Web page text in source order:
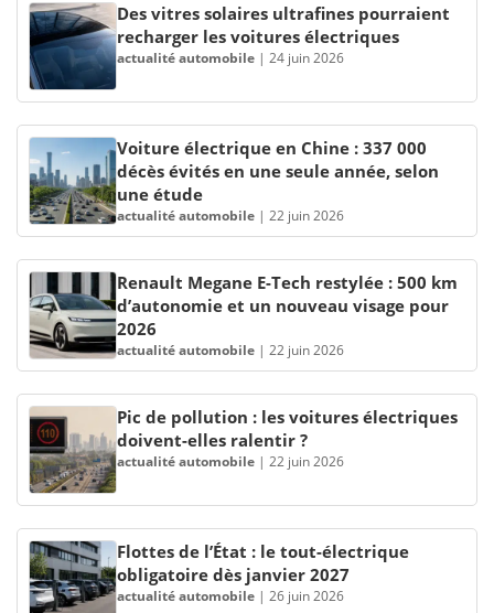
Des vitres solaires ultrafines pourraient
recharger les voitures électriques
actualité automobile | 24 juin 2026
Voiture électrique en Chine : 337 000
décès évités en une seule année, selon
une étude
actualité automobile | 22 juin 2026
Renault Megane E-Tech restylée : 500 km
d’autonomie et un nouveau visage pour
2026
actualité automobile | 22 juin 2026
Pic de pollution : les voitures électriques
doivent-elles ralentir ?
actualité automobile | 22 juin 2026
Flottes de l’État : le tout-électrique
obligatoire dès janvier 2027
actualité automobile | 26 juin 2026